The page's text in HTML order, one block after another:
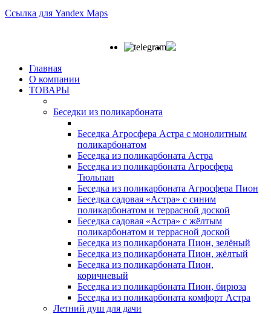
Ссылка для Yandex Maps
Главная
О компании
ТОВАРЫ
Беседки из поликарбоната
Беседка Агросфера Астра с монолитным
поликарбонатом
Беседка из поликарбоната Астра
Беседка из поликарбоната Агросфера
Тюльпан
Беседка из поликарбоната Агросфера Пион
Беседка садовая «Астра» с синим
поликарбонатом и террасной доской
Беседка садовая «Астра» с жёлтым
поликарбонатом и террасной доской
Беседка из поликарбоната Пион, зелёный
Беседка из поликарбоната Пион, жёлтый
Беседка из поликарбоната Пион,
коричневый
Беседка из поликарбоната Пион, бирюза
Беседка из поликарбоната комфорт Астра
Летний душ для дачи